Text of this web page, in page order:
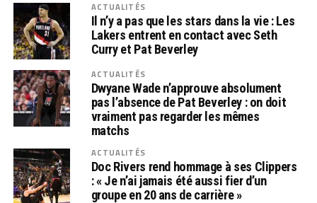
ACTUALITÉS
Il n’y a pas que les stars dans la vie : Les
Lakers entrent en contact avec Seth
Curry et Pat Beverley
ACTUALITÉS
Dwyane Wade n’approuve absolument
pas l’absence de Pat Beverley : on doit
vraiment pas regarder les mêmes
matchs
ACTUALITÉS
Doc Rivers rend hommage à ses Clippers
: « Je n’ai jamais été aussi fier d’un
groupe en 20 ans de carrière »